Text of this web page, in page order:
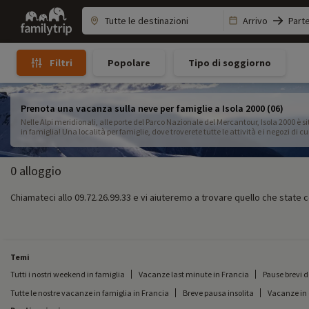
Family
trip
Arrivo
Filtri Popolare Tipo di soggiorno
Prenota una vacanza sulla neve per famiglie a Isola 2000 (06)
Nelle Alpi meridionali, alle porte del Parco Nazionale del Mercantour, Isola 2000
in famiglia! Una località per famiglie, dove troverete tutte le attività e i negozi di
0 alloggio
Chiamateci allo 09.72.26.99.33 e vi aiuteremo a trovare quello che state
Temi
Tutti i nostri weekend in famiglia
Vacanze last minute in Francia
Pause brevi
Tutte le nostre vacanze in famiglia in Francia
Breve pausa insolita
Vacanze in